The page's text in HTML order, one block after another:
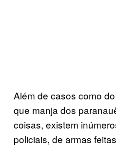
Além de casos como
que manja dos
coisas, existem
policiais, de armas